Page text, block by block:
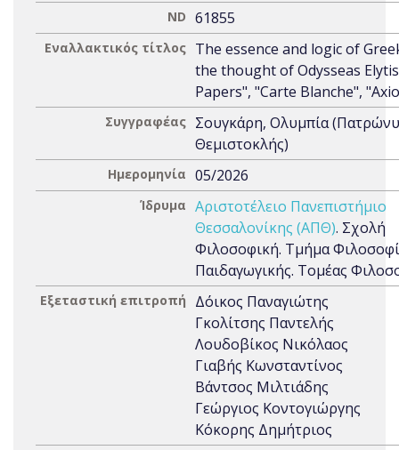
ND 61855
Εναλλακτικός τίτλος The essence and logic of
the thought of Odysseas
Papers", "Carte Blanche",
Συγγραφέας Σουγκάρη, Ολυμπία
Θεμιστοκλής)
Ημερομηνία 05/2026
Ίδρυμα Αριστοτέλειο Πανεπιστήμιο
Θεσσαλονίκης (ΑΠΘ). Σχολή
Φιλοσοφική. Τμήμα
Παιδαγωγικής. Τομέας
Εξεταστική επιτροπή
Δόικος Παναγιώτης
Γκολίτσης Παντελής
Λουδοβίκος Νικόλαος
Γιαβής Κωνσταντίνος
Βάντσος Μιλτιάδης
Γεώργιος Κοντογιώργης
Κόκορης Δημήτριος